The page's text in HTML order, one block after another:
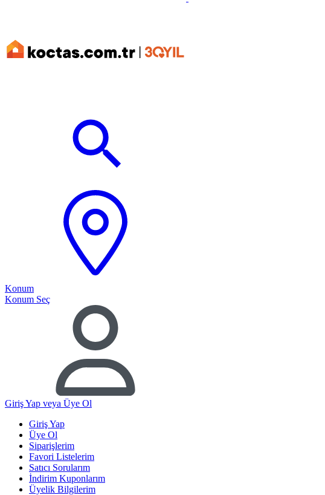
Konum
Konum Seç
Giriş Yap veya Üye Ol
Giriş Yap
Üye Ol
Siparişlerim
Favori Listelerim
Satıcı Sorularım
İndirim Kuponlarım
Üyelik Bilgilerim